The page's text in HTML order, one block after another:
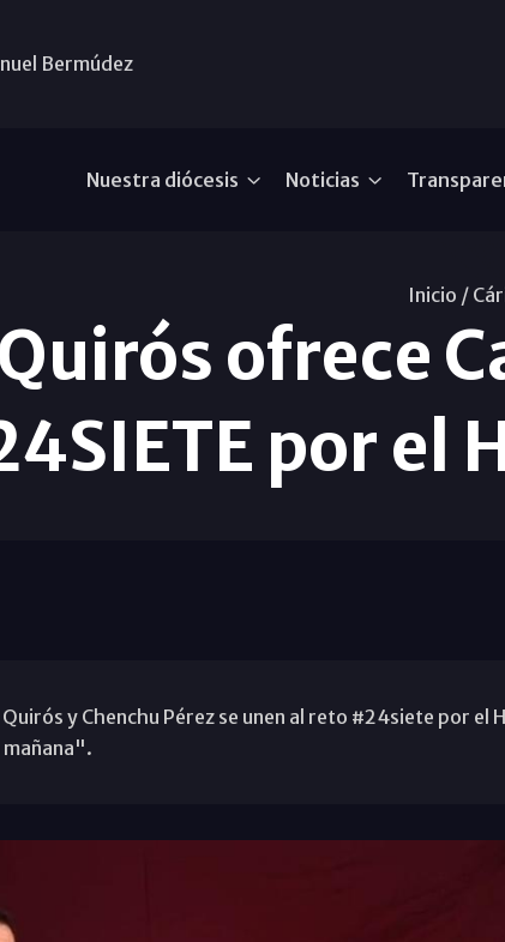
Bermúdez
Nuestra diócesis Noticias
Inicio /
ofrece
por el
y Chenchu Pérez se unen al reto #24siete por el
mañana".